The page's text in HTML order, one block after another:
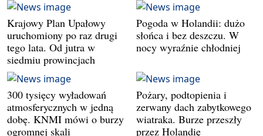
Krajowy Plan Upałowy
uruchomiony po raz drugi
tego lata. Od jutra w
siedmiu prowincjach
Pogoda w Holandii: dużo
słońca i bez deszczu. W
nocy wyraźnie chłodniej
300 tysięcy wyładowań
atmosferycznych w jedną
dobę. KNMI mówi o burzy
ogromnej skali
Pożary, podtopienia i
zerwany dach zabytkowego
wiatraka. Burze przeszły
przez Holandię